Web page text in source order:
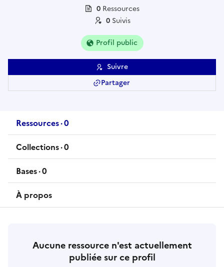
0 Ressources
0 Suivis
Profil public
Suivre
Partager
Ressources·0
ressources
Collections·0
collections
Bases·0
bases
À propos
Aucune ressource n'est actuellement
publiée sur ce profil